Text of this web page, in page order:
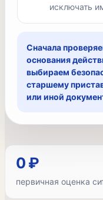
исключать
Сначала
основания
выбираем
старшему
или иной
0 ₽
первичная оценка